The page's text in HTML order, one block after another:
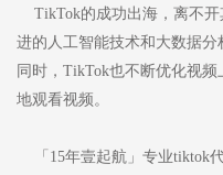
TikTok的成功出海，离不开
进的人工智能技术和大数据分
同时，TikTok也不断优化视
地观看视频。
「15年壹起航」专业tiktok